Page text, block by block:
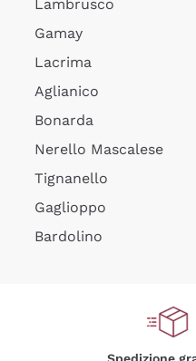
Lambrusco
Gamay
Lacrima
Aglianico
Bonarda
Nerello Mascalese
Tignanello
Gaglioppo
Bardolino